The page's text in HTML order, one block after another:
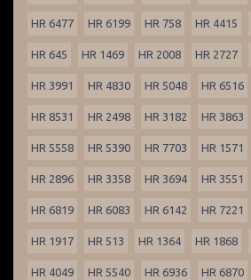
HR 6477 HR 6199 HR 758 HR 4415
HR 645 HR 1469 HR 2008 HR 2727
HR 3991 HR 4830 HR 5048 HR 6516
HR 8531 HR 2498 HR 3182 HR 3863
HR 5558 HR 5390 HR 7703 HR 1571
HR 2896 HR 3358 HR 3694 HR 3551
HR 6819 HR 6083 HR 6142 HR 7221
HR 1917 HR 513 HR 1364 HR 1868
HR 4049 HR 5540 HR 6936 HR 6870